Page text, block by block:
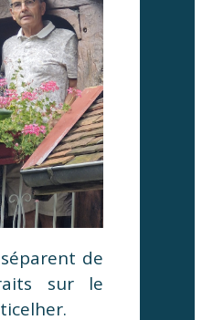
de
sur le